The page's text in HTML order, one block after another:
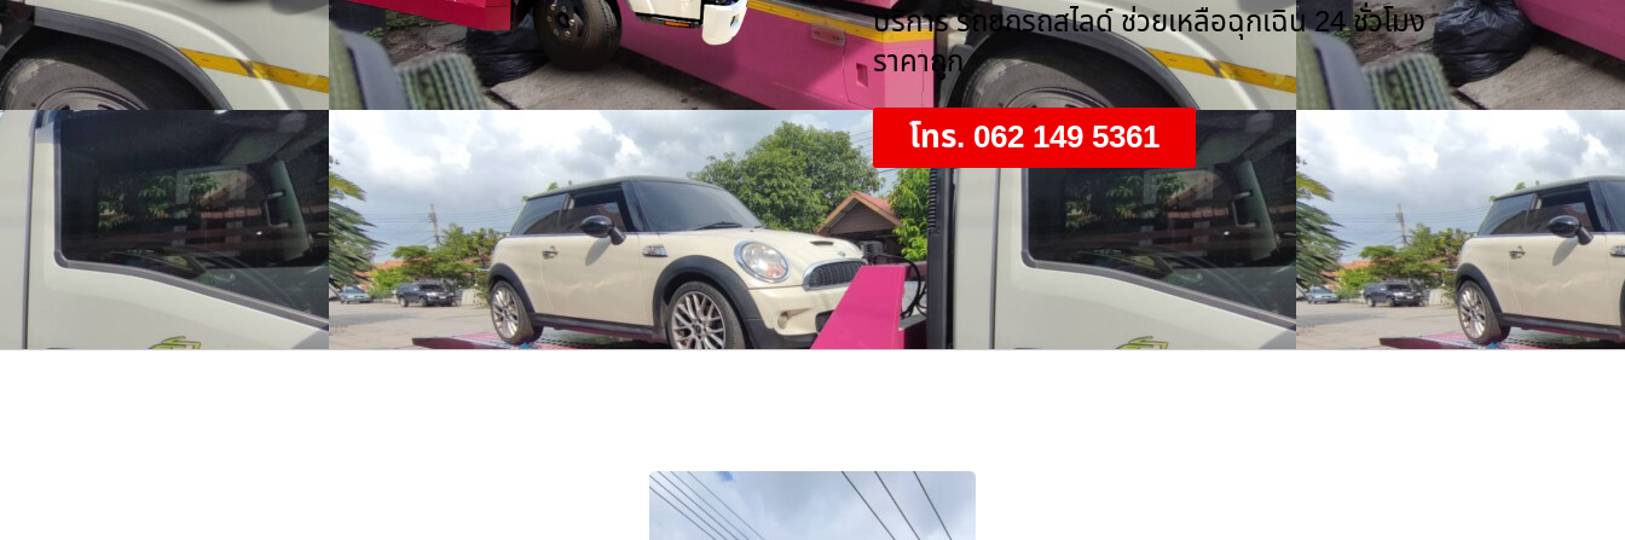
บริการ รถยกรถสไลด์ ช่วยเหลือฉุกเฉิน 24 ชั่วโมง
ราคาถูก
โทร. 062 149 5361